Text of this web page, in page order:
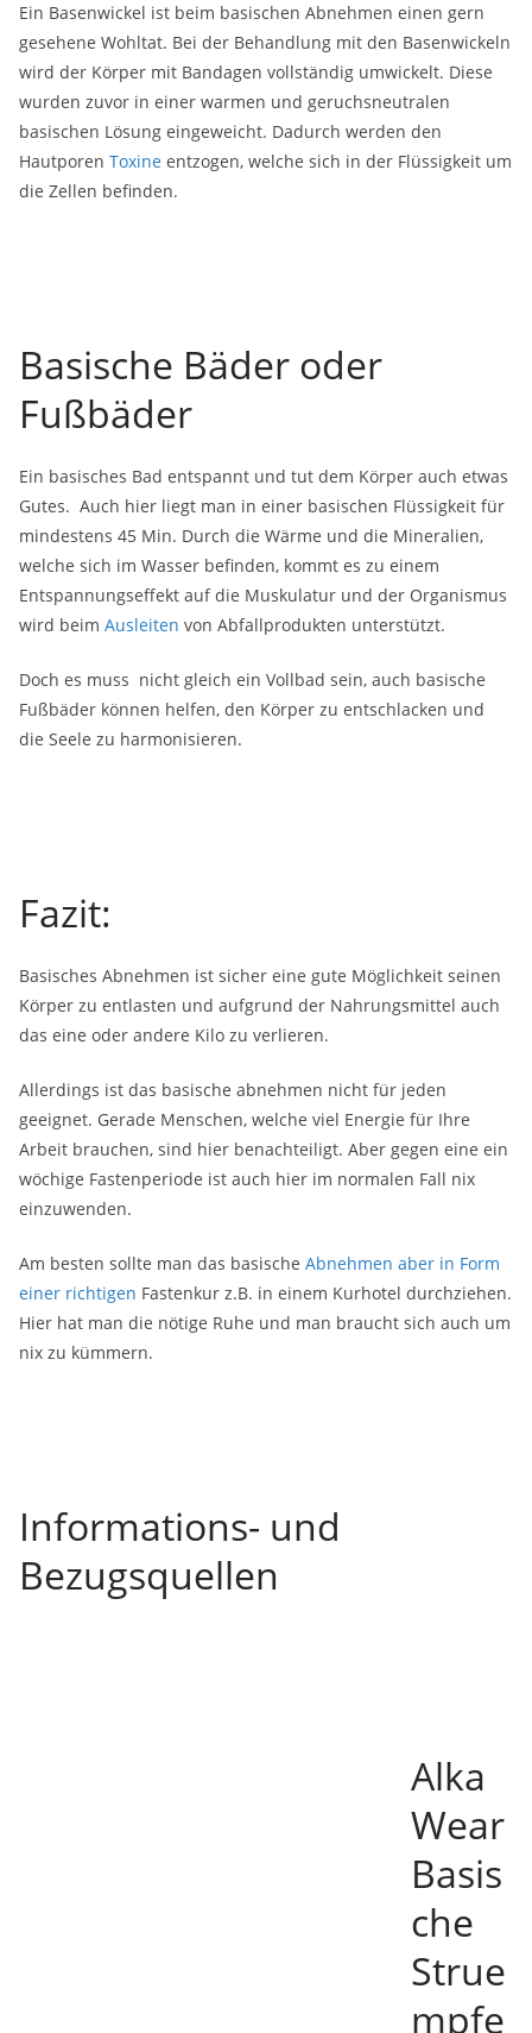
Ein Basenwickel ist beim basischen Abnehmen einen gern
gesehene Wohltat. Bei der Behandlung mit den Basenwickeln
wird der Körper mit Bandagen vollständig umwickelt. Diese
wurden zuvor in einer warmen und geruchsneutralen
basischen Lösung eingeweicht. Dadurch werden den
Hautporen Toxine entzogen, welche sich in der Flüssigkeit um
die Zellen befinden.
Basische Bäder oder
Fußbäder
Ein basisches Bad entspannt und tut dem Körper auch etwas
Gutes. Auch hier liegt man in einer basischen Flüssigkeit für
mindestens 45 Min. Durch die Wärme und die Mineralien,
welche sich im Wasser befinden, kommt es zu einem
Entspannungseffekt auf die Muskulatur und der Organismus
wird beim Ausleiten von Abfallprodukten unterstützt.
Doch es muss nicht gleich ein Vollbad sein, auch basische
Fußbäder können helfen, den Körper zu entschlacken und
die Seele zu harmonisieren.
Fazit:
Basisches Abnehmen ist sicher eine gute Möglichkeit seinen
Körper zu entlasten und aufgrund der Nahrungsmittel auch
das eine oder andere Kilo zu verlieren.
Allerdings ist das basische abnehmen nicht für jeden
geeignet. Gerade Menschen, welche viel Energie für Ihre
Arbeit brauchen, sind hier benachteiligt. Aber gegen eine ein
wöchige Fastenperiode ist auch hier im normalen Fall nix
einzuwenden.
Am besten sollte man das basische Abnehmen aber in Form
einer richtigen Fastenkur z.B. in einem Kurhotel durchziehen.
Hier hat man die nötige Ruhe und man braucht sich auch um
nix zu kümmern.
Informations- und
Bezugsquellen
Alka
Wear
Basis
che
Strue
mpfe